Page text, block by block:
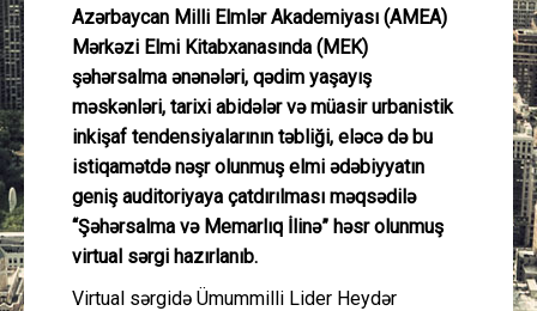
Gündəm
Cəmiyyət
Peşə etikası
Əlaqə
Azərbaycan Milli Elmlər Akademiyası (AMEA)
Mərkəzi Elmi Kitabxanasında (MEK)
şəhərsalma ənənələri, qədim yaşayış
məskənləri, tarixi abidələr və müasir urbanistik
inkişaf tendensiyalarının təbliği, eləcə də bu
istiqamətdə nəşr olunmuş elmi ədəbiyyatın
geniş auditoriyaya çatdırılması məqsədilə
“Şəhərsalma və Memarlıq İlinə” həsr olunmuş
virtual sərgi hazırlanıb.
Virtual sərgidə Ümummilli Lider Heydər